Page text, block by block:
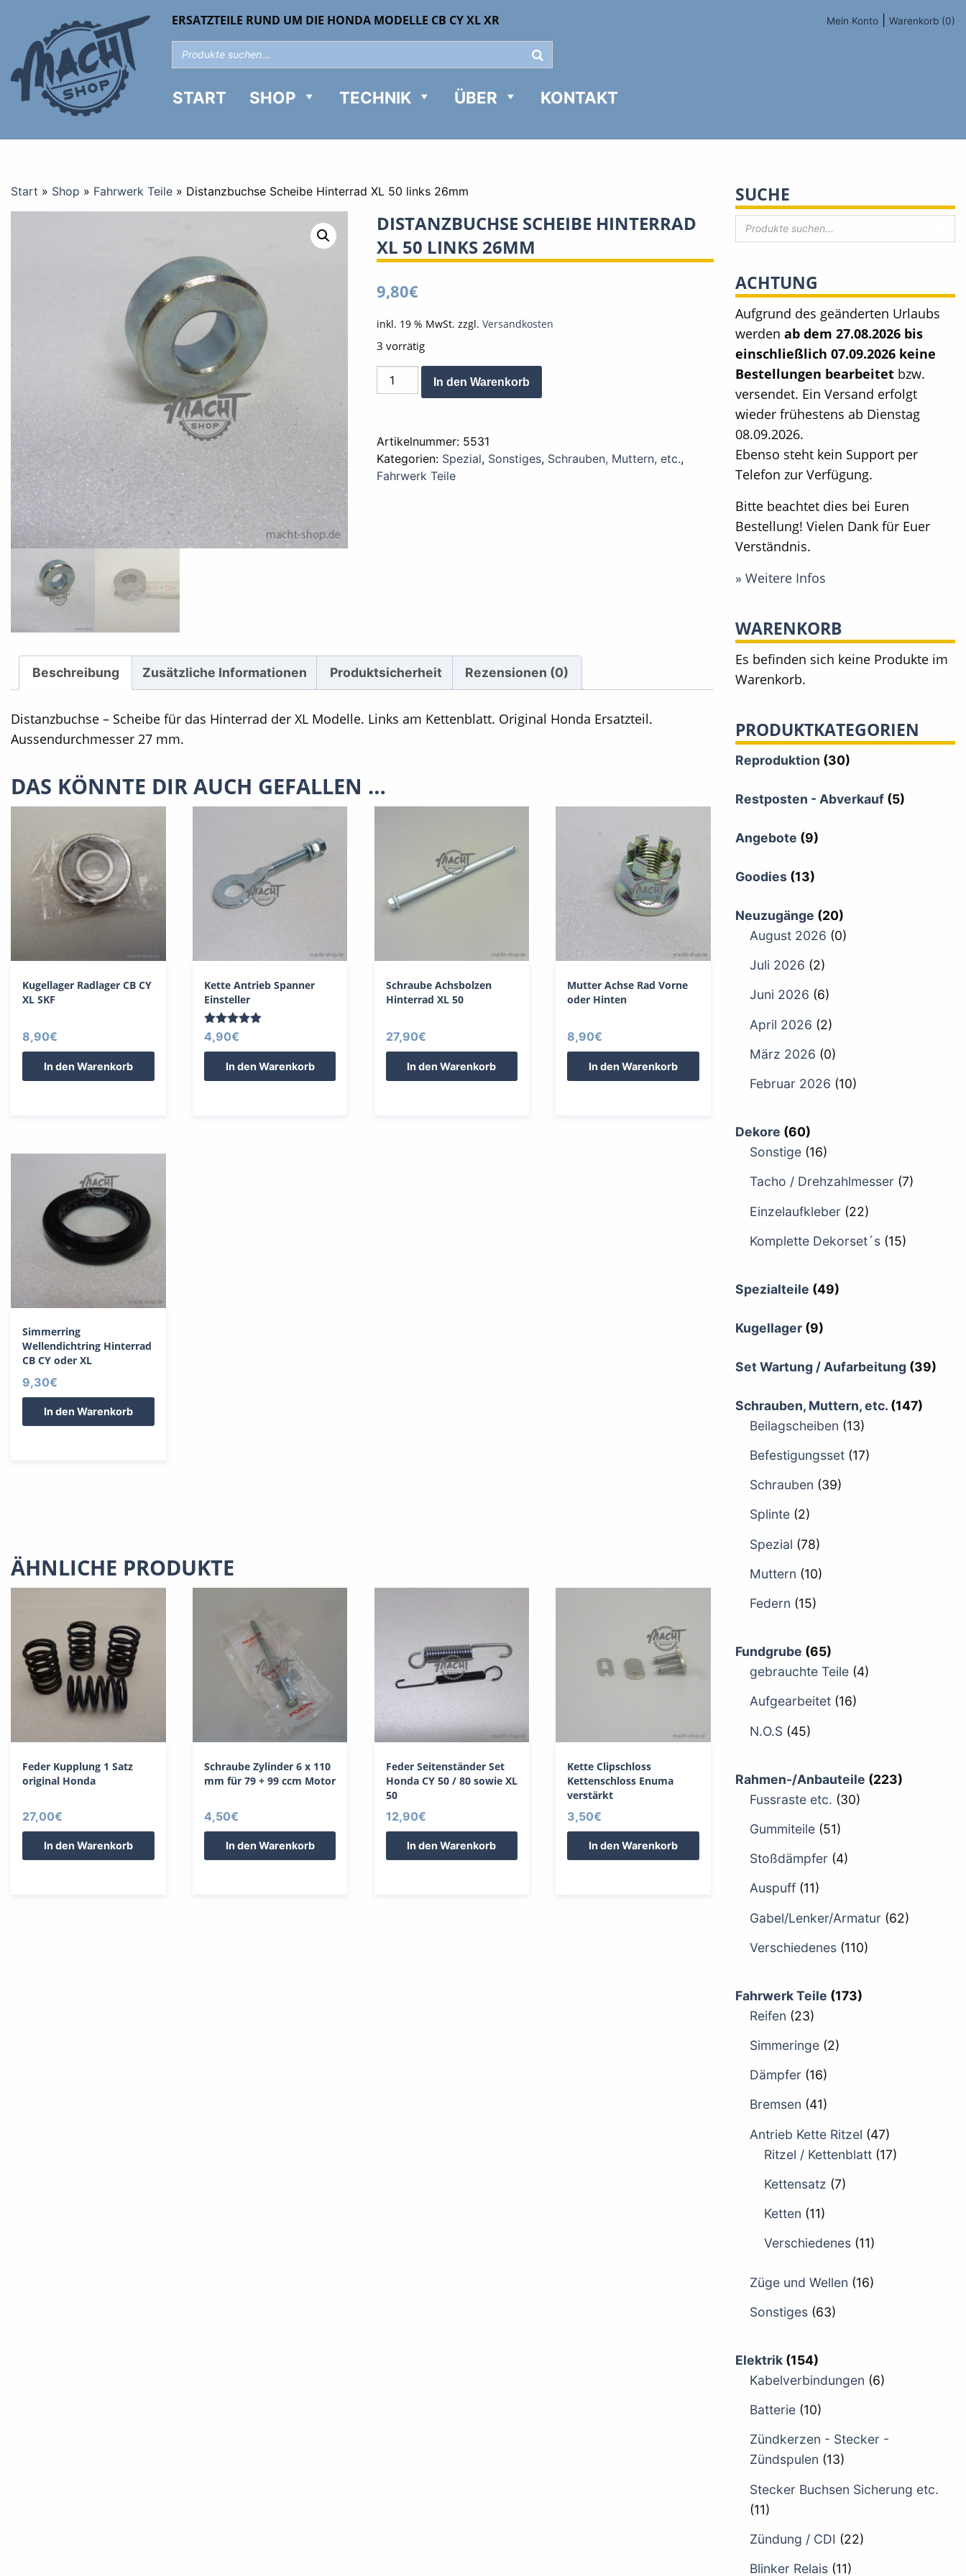
ERSATZTEILE RUND UM DIE HONDA MODELLE CB CY XL XR Mein Konto Warenkorb (0)
START SHOP TECHNIK ÜBER KONTAKT
Start » Shop » Fahrwerk Teile » Distanzbuchse Scheibe Hinterrad XL 50 links 26mm
DISTANZBUCHSE SCHEIBE HINTERRAD
XL 50 LINKS 26MM
9,80€
inkl. 19 % MwSt. zzgl. Versandkosten
3 vorrätig
Distanzbuchse
Scheibe
50
links
26mm
In den Warenkorb
Artikelnummer: 5531
Kategorien: Spezial, Sonstiges, Schrauben, Muttern, etc.,
Fahrwerk Teile
Beschreibung Zusätzliche Informationen Produktsicherheit Rezensionen (0)
Distanzbuchse – Scheibe für das Hinterrad der XL Modelle. Links am Kettenblatt. Original Honda Ersatzteil.
Aussendurchmesser 27 mm.
DAS KÖNNTE DIR AUCH GEFALLEN …
Kugellager Radlager CB CY
XL SKF
8,90€
In den Warenkorb
Kette Antrieb Spanner
Einsteller
Bewertet
mit
5.00
von 5
4,90€
In den Warenkorb
Schraube Achsbolzen
Hinterrad XL 50
27,90€
In den Warenkorb
Mutter Achse Rad Vorne
oder Hinten
8,90€
In den Warenkorb
Simmerring
Wellendichtring Hinterrad
CB CY oder XL
9,30€
In den Warenkorb
ÄHNLICHE PRODUKTE
Feder Kupplung 1 Satz
original Honda
27,00€
In den Warenkorb
Schraube Zylinder 6 x 110
mm für 79 + 99 ccm Motor
4,50€
In den Warenkorb
Feder Seitenständer Set
Honda CY 50 / 80 sowie XL
50
12,90€
In den Warenkorb
Kette Clipschloss
Kettenschloss Enuma
verstärkt
3,50€
In den Warenkorb
SUCHE
ACHTUNG
Aufgrund des geänderten Urlaubs
werden ab dem 27.08.2026 bis
einschließlich 07.09.2026 keine
Bestellungen bearbeitet bzw.
versendet. Ein Versand erfolgt
wieder frühestens ab Dienstag
08.09.2026.
Ebenso steht kein Support per
Telefon zur Verfügung.
Bitte beachtet dies bei Euren
Bestellung! Vielen Dank für Euer
Verständnis.
» Weitere Infos
WARENKORB
Es befinden sich keine Produkte im
Warenkorb.
PRODUKTKATEGORIEN
Reproduktion (30)
Restposten - Abverkauf (5)
Angebote (9)
Goodies (13)
Neuzugänge (20)
August 2026 (0)
Juli 2026 (2)
Juni 2026 (6)
April 2026 (2)
März 2026 (0)
Februar 2026 (10)
Dekore (60)
Sonstige (16)
Tacho / Drehzahlmesser (7)
Einzelaufkleber (22)
Komplette Dekorset´s (15)
Spezialteile (49)
Kugellager (9)
Set Wartung / Aufarbeitung (39)
Schrauben, Muttern, etc. (147)
Beilagscheiben (13)
Befestigungsset (17)
Schrauben (39)
Splinte (2)
Spezial (78)
Muttern (10)
Federn (15)
Fundgrube (65)
gebrauchte Teile (4)
Aufgearbeitet (16)
N.O.S (45)
Rahmen-/Anbauteile (223)
Fussraste etc. (30)
Gummiteile (51)
Stoßdämpfer (4)
Auspuff (11)
Gabel/Lenker/Armatur (62)
Verschiedenes (110)
Fahrwerk Teile (173)
Reifen (23)
Simmeringe (2)
Dämpfer (16)
Bremsen (41)
Antrieb Kette Ritzel (47)
Ritzel / Kettenblatt (17)
Kettensatz (7)
Ketten (11)
Verschiedenes (11)
Züge und Wellen (16)
Sonstiges (63)
Elektrik (154)
Kabelverbindungen (6)
Batterie (10)
Zündkerzen - Stecker -
Zündspulen (13)
Stecker Buchsen Sicherung etc.
(11)
Zündung / CDI (22)
Blinker Relais (11)